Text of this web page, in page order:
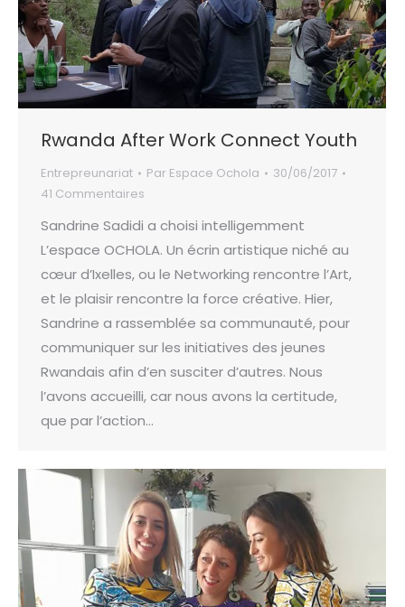
Rwanda After Work Connect Youth
Entrepreunariat Par Espace Ochola
30/06/2017
41 Commentaires
Sandrine Sadidi a choisi intelligemment
L’espace OCHOLA. Un écrin artistique niché au
cœur d’Ixelles, ou le Networking rencontre l’Art,
et le plaisir rencontre la force créative. Hier,
Sandrine a rassemblée sa communauté, pour
communiquer sur les initiatives des jeunes
Rwandais afin d’en susciter d’autres. Nous
l’avons accueilli, car nous avons la certitude,
que par l’action…